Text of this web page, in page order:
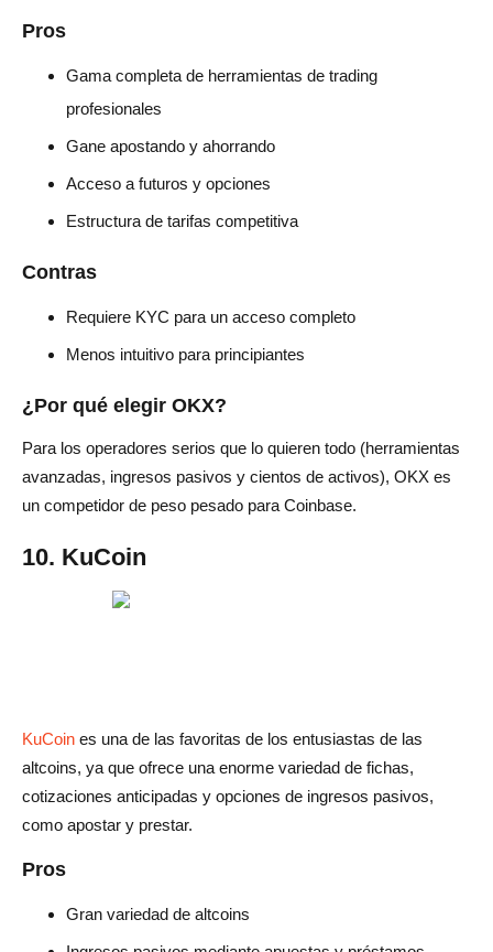
Pros
Gama completa de herramientas de trading
profesionales
Gane apostando y ahorrando
Acceso a futuros y opciones
Estructura de tarifas competitiva
Contras
Requiere KYC para un acceso completo
Menos intuitivo para principiantes
¿Por qué elegir OKX?
Para los operadores serios que lo quieren todo (herramientas
avanzadas, ingresos pasivos y cientos de activos), OKX es
un competidor de peso pesado para Coinbase.
10. KuCoin
KuCoin es una de las favoritas de los entusiastas de las
altcoins, ya que ofrece una enorme variedad de fichas,
cotizaciones anticipadas y opciones de ingresos pasivos,
como apostar y prestar.
Pros
Gran variedad de altcoins